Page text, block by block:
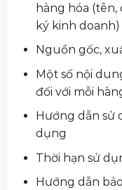
hàng hóa
ký kinh doanh)
Nguồn gốc,
Một số nội
đối với mỗi
Hướng dẫn sử
dụng
Thời hạn sử
Hướng dẫn